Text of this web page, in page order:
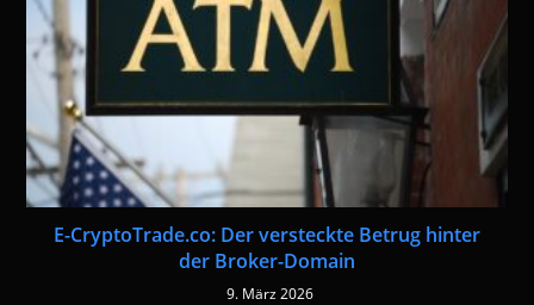
E-CryptoTrade.co: Der versteckte Betrug hinter
der Broker-Domain
9. März 2026